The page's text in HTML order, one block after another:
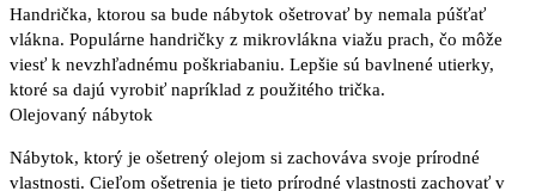
Handrička, ktorou sa bude nábytok ošetrovať by nemala púšťať
vlákna. Populárne handričky z mikrovlákna viažu prach, čo môže
viesť k nevzhľadnému poškriabaniu. Lepšie sú bavlnené utierky,
ktoré sa dajú vyrobiť napríklad z použitého trička.
Olejovaný nábytok
Nábytok, ktorý je ošetrený olejom si zachováva svoje prírodné
vlastnosti. Cieľom ošetrenia je tieto prírodné vlastnosti zachovať v